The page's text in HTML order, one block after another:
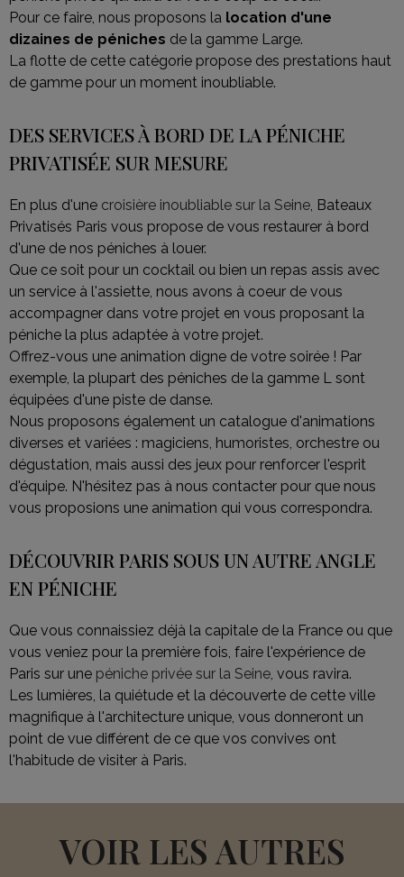
Pour ce faire, nous proposons la location d'une
dizaines de péniches de la gamme Large.
La flotte de cette catégorie propose des prestations haut
de gamme pour un moment inoubliable.
DES SERVICES À BORD DE LA PÉNICHE
PRIVATISÉE SUR MESURE
En plus d'une croisière inoubliable sur la Seine, Bateaux
Privatisés Paris vous propose de vous restaurer à bord
d'une de nos péniches à louer.
Que ce soit pour un cocktail ou bien un repas assis avec
un service à l'assiette, nous avons à coeur de vous
accompagner dans votre projet en vous proposant la
péniche la plus adaptée à votre projet.
Offrez-vous une animation digne de votre soirée ! Par
exemple, la plupart des péniches de la gamme L sont
équipées d'une piste de danse.
Nous proposons également un catalogue d'animations
diverses et variées : magiciens, humoristes, orchestre ou
dégustation, mais aussi des jeux pour renforcer l'esprit
d'équipe. N'hésitez pas à nous contacter pour que nous
vous proposions une animation qui vous correspondra.
DÉCOUVRIR PARIS SOUS UN AUTRE ANGLE
EN PÉNICHE
Que vous connaissiez déjà la capitale de la France ou que
vous veniez pour la première fois, faire l'expérience de
Paris sur une péniche privée sur la Seine, vous ravira.
Les lumières, la quiétude et la découverte de cette ville
magnifique à l'architecture unique, vous donneront un
point de vue différent de ce que vos convives ont
l'habitude de visiter à Paris.
VOIR LES AUTRES